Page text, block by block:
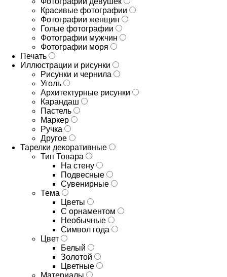
Красивые фотографии
Фотографии женщин
Голые фотографии
Фотографии мужчин
Фотографии моря
Печать
Иллюстрации и рисунки
Рисунки и чернила
Уголь
Архитектурные рисунки
Карандаш
Пастель
Маркер
Ручка
Другое
Тарелки декоративные
Тип Товара
На стену
Подвесные
Сувенирные
Тема
Цветы
С орнаментом
Необычные
Символ года
Цвет
Белый
Золотой
Цветные
Материалы